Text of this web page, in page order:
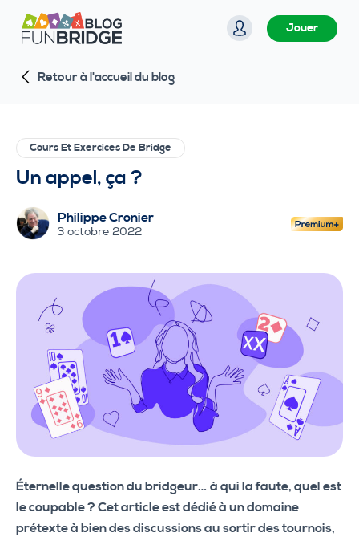
P
a
s
a
c
o
n
n
Jouer
Retour à l'accueil du blog
Cours Et Exercices De Bridge
Un appel, ça ?
Philippe Cronier
3 octobre 2022
Éternelle question du bridgeur… à qui la faute, quel est
le coupable ? Cet article est dédié à un domaine
prétexte à bien des discussions au sortir des tournois,